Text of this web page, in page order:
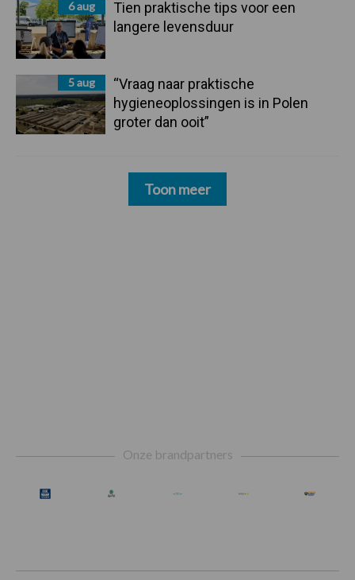
6 aug
Tien praktische tips voor een
langere levensduur
5 aug
“Vraag naar praktische
hygieneoplossingen is in Polen
groter dan ooit”
Toon meer
Onze brandpartners